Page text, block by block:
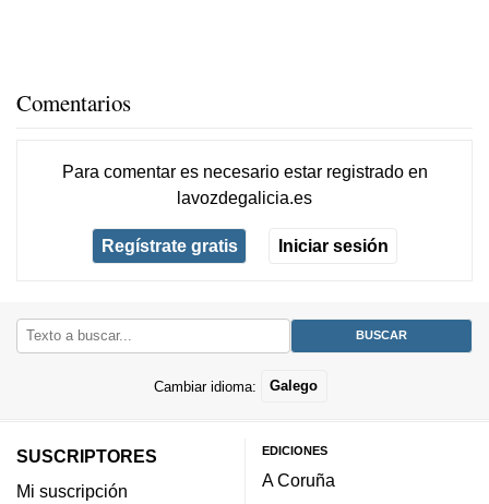
Comentarios
Para comentar es necesario estar registradoen
lavozdegalicia.es
Regístrate gratis Iniciar sesión
Cambiar idioma: Galego
SUSCRIPTORES
Mi suscripción
EDICIONES
A Coruña